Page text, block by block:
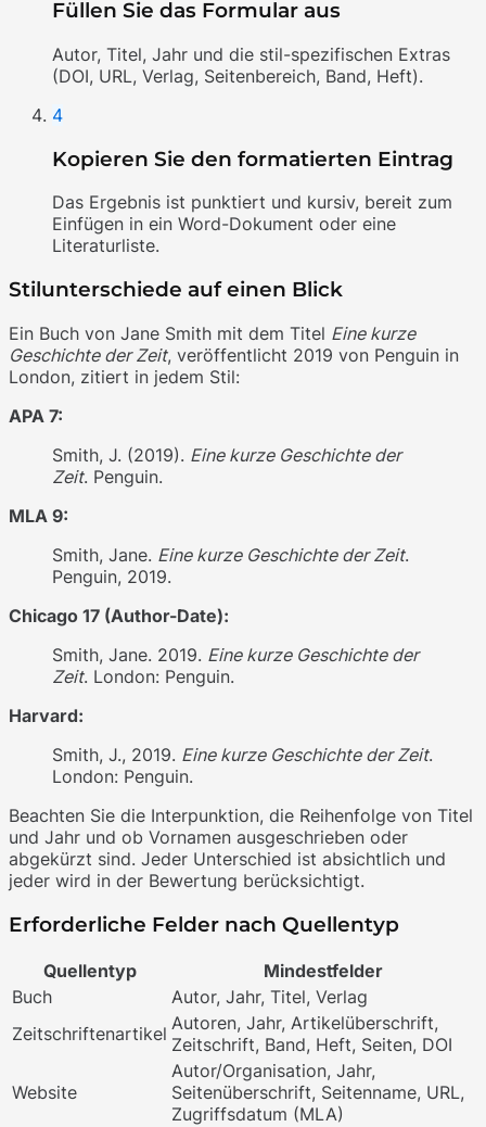
Füllen Sie das Formular aus
Autor, Titel, Jahr und die stil-spezifischen Extras
(DOI, URL, Verlag, Seitenbereich, Band, Heft).
4
Kopieren Sie den formatierten Eintrag
Das Ergebnis ist punktiert und kursiv, bereit zum
Einfügen in ein Word-Dokument oder eine
Literaturliste.
Stilunterschiede auf einen Blick
Ein Buch von Jane Smith mit dem Titel Eine kurze
Geschichte der Zeit, veröffentlicht 2019 von Penguin in
London, zitiert in jedem Stil:
APA 7:
Smith, J. (2019). Eine kurze Geschichte der
Zeit. Penguin.
MLA 9:
Smith, Jane. Eine kurze Geschichte der Zeit.
Penguin, 2019.
Chicago 17 (Author-Date):
Smith, Jane. 2019. Eine kurze Geschichte der
Zeit. London: Penguin.
Harvard:
Smith, J., 2019. Eine kurze Geschichte der Zeit.
London: Penguin.
Beachten Sie die Interpunktion, die Reihenfolge von Titel
und Jahr und ob Vornamen ausgeschrieben oder
abgekürzt sind. Jeder Unterschied ist absichtlich und
jeder wird in der Bewertung berücksichtigt.
Erforderliche Felder nach Quellentyp
Quellentyp
Mindestfelder
Buch
Autor, Jahr, Titel, Verlag
Zeitschriftenartikel Autoren, Jahr, Artikelüberschrift,
Zeitschrift, Band, Heft, Seiten, DOI
Website
Autor/Organisation, Jahr,
Seitenüberschrift, Seitenname, URL,
Zugriffsdatum (MLA)